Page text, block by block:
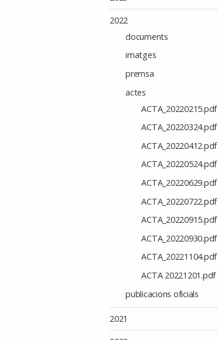
2022
documents
imatges
premsa
actes
ACTA_20220215.pdf
ACTA_20220324.pdf
ACTA_20220412.pdf
ACTA_20220524.pdf
ACTA_20220629.pdf
ACTA_20220722.pdf
ACTA_20220915.pdf
ACTA_20220930.pdf
ACTA_20221104.pdf
ACTA 20221201.pdf
publicacions oficials
2021